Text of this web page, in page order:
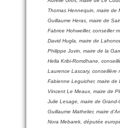
Thomas Hennequin, maire de
Guillaume Heras, maire de
Fabrice Hohweiller, conseiller
David Hugla, maire de
Philippe Juvin, maire de la
Hella Kribi-Romdhane,
Laurence Lascary, conseillère
Fabienne Leguicher, maire de
Vincent Le Meaux, maire de
Julie Lesage, maire de
Guillaume Mathelier, maire
Nora Mebarek, députée